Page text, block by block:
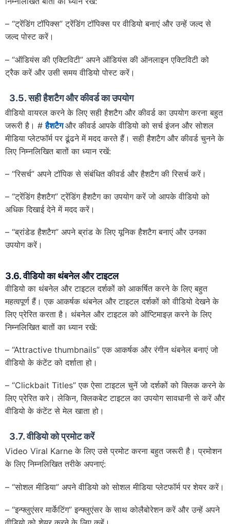
– “ट्रेंडिंग टॉपिक्स” ट्रेंडिंग टॉपिक्स पर वीडियो बनाएं और उन्हें जल्द से
जल्द पोस्ट करें।
– “ऑडियंस की एक्टिविटी” अपने ऑडियंस की ऑनलाइन एक्टिविटी को
ट्रैक करें और उसी समय वीडियो पोस्ट करें।
3.5. सही हैशटैग और कीवर्ड का उपयोग
वीडियो वायरल करने के लिए सही हैशटैग और कीवर्ड का उपयोग करना बहुत
जरूरी है। #हैशटैगऔर कीवर्ड आपके वीडियो को सर्च इंजन और सोशल
मीडिया प्लेटफॉर्म पर ढूंढने में मदद करते हैं। सही हैशटैग और कीवर्ड चुनने के
लिए निम्नलिखित बातों का ध्यान रखें:
– “रिसर्च” अपने टॉपिक से संबंधित कीवर्ड और हैशटैग की रिसर्च करें।
– “ट्रेंडिंग हैशटैग” ट्रेंडिंग हैशटैग का उपयोग करें जो आपके वीडियो को
अधिक दिखाई देने में मदद करें।
– “ब्रांडेड हैशटैग” अपने ब्रांड के लिए यूनिक हैशटैग बनाएं और उनका
उपयोग करें।
3.6. वीडियो का थंबनेल और टाइटल
वीडियो का थंबनेल और टाइटल दर्शकों को आकर्षित करने के लिए बहुत
महत्वपूर्ण हैं। एक आकर्षक थंबनेल और टाइटल दर्शकों को वीडियो देखने के
लिए प्रेरित करता है। थंबनेल और टाइटल को ऑप्टिमाइज़ करने के लिए
निम्नलिखित बातों का ध्यान रखें:
– “Attractive thumbnails” एक आकर्षक और रंगीन थंबनेल बनाएं जो
वीडियो के कंटेंट को दर्शाता हो।
– “Clickbait Titles” एक ऐसा टाइटल चुनें जो दर्शकों को क्लिक करने के
लिए प्रेरित करे। लेकिन, क्लिकबेट टाइटल का उपयोग सावधानी से करें और
वीडियो के कंटेंट से मेल खाता हो।
3.7. वीडियो को प्रमोट करें
Video Viral Karne के लिए उसे प्रमोट करना बहुत जरूरी है। प्रमोशन
के लिए निम्नलिखित तरीके अपनाएं:
– “सोशल मीडिया” अपने वीडियो को सोशल मीडिया प्लेटफॉर्म पर शेयर करें।
– “इन्फ्लुएंसर मार्केटिंग” इन्फ्लुएंसर के साथ कोलैबोरेशन करें और उन्हें अपने